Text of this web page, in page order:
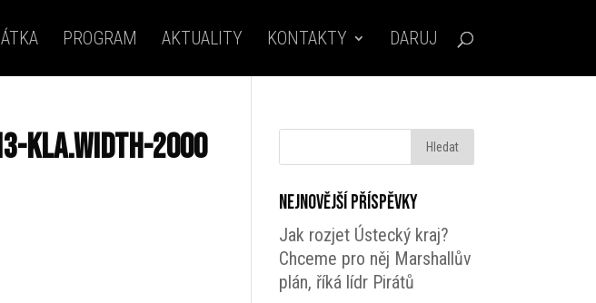
PROGRAM AKTUALITY KONTAKTY DARUJ
kla.width-2000
Nejnovější příspěvky
Jak rozjet Ústecký kraj?
Chceme pro něj Marshallův
plán, říká lídr Pirátů